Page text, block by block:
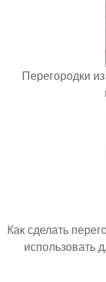
Перегородки
Как сделать
использовать